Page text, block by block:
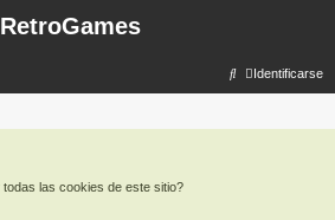
RetroGames
Identificarse
B
s
las cookies de este sitio?